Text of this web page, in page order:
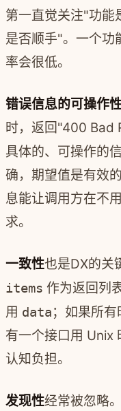
第一直觉关注"功能
是否顺手"。一个
率会很低。
错误信息的可操作
时，返回"400 Bad
具体的、可操作的
确，期望值是有效
息能让调用方在不
求。
一致性也是DX的关
items 作为返回列
用 data；如果所
有一个接口用 Unix
认知负担。
发现性经常被忽略